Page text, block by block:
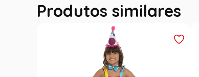
Produtos similares